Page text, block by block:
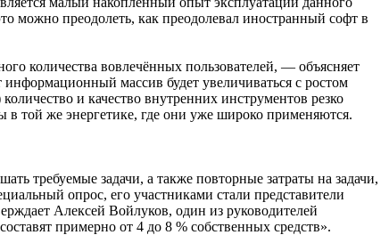
можно преодолеть, как преодолевал иностранный софт в
количества вовлечённых пользователей, — объясняет
массив будет увеличиваться с ростом
и качество внутренних инструментов резко
той же энергетике, где они уже широко применяются.
требуемые задачи, а также повторные затраты на задачи,
опрос, его участниками стали представители
Алексей Войлуков, один из руководителей
примерно от 4 до 8 % собственных средств».